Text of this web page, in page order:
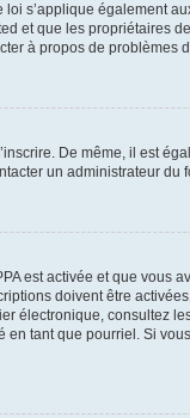
s’applique également
et que les propriétaires
à propos de problèmes
De même, il est
un administrateur du
est activée et que vous
doivent être
électronique, consultez
tant que pourriel. Si